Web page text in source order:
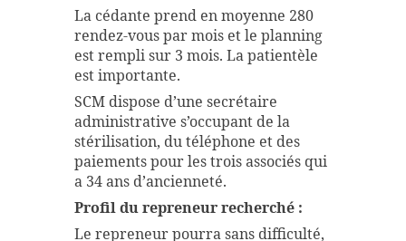
La cédante prend en moyenne 280
rendez-vous par mois et le planning
est rempli sur 3 mois. La patientèle
est importante.
SCM dispose d’une secrétaire
administrative s’occupant de la
stérilisation, du téléphone et des
paiements pour les trois associés qui
a 34 ans d’ancienneté.
Profil du repreneur recherché :
Le repreneur pourra sans difficulté,